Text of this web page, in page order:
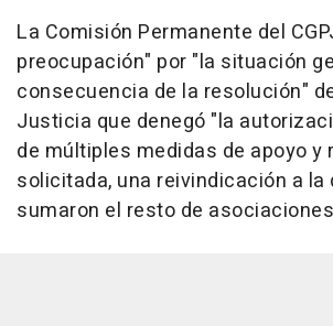
La Comisión Permanente del
preocupación" por "la situación
consecuencia de la resolución"
Justicia que denegó "la
de múltiples medidas de apoyo y
solicitada, una reivindicación a la
sumaron el resto de